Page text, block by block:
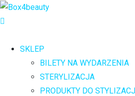
SKLEP
BILETY NA WYDARZENIA
STERYLIZACJA
PRODUKTY DO